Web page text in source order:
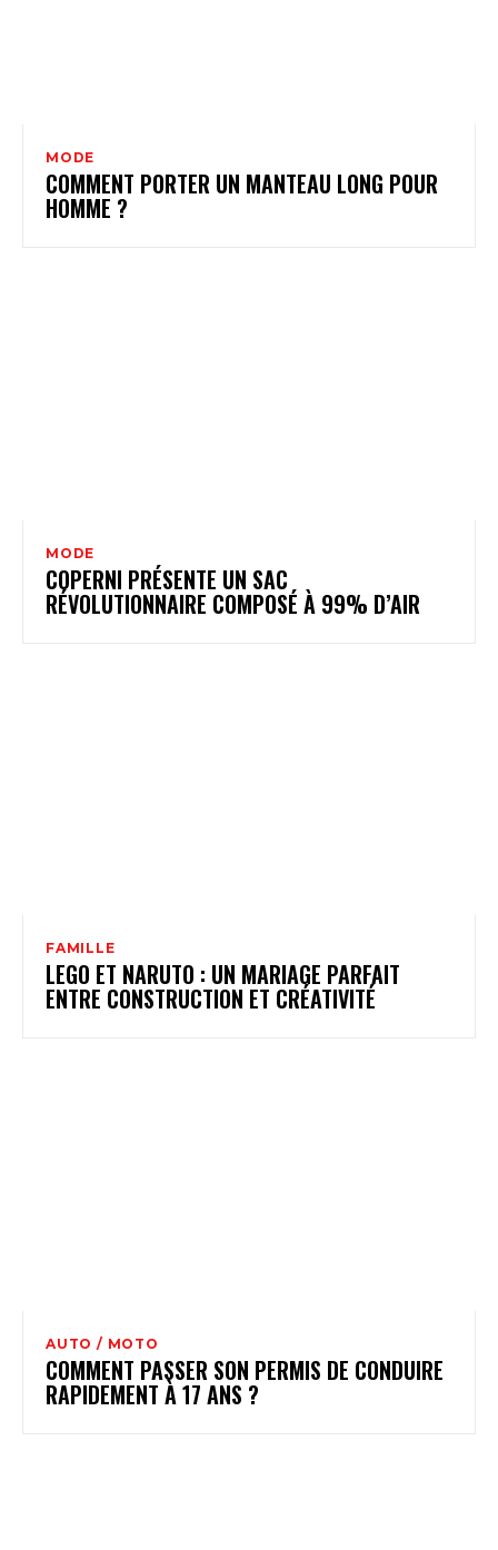
MODE
COMMENT PORTER UN MANTEAU LONG POUR
HOMME ?
MODE
COPERNI PRÉSENTE UN SAC
RÉVOLUTIONNAIRE COMPOSÉ À 99% D’AIR
FAMILLE
LEGO ET NARUTO : UN MARIAGE PARFAIT
ENTRE CONSTRUCTION ET CRÉATIVITÉ
AUTO / MOTO
COMMENT PASSER SON PERMIS DE CONDUIRE
RAPIDEMENT À 17 ANS ?